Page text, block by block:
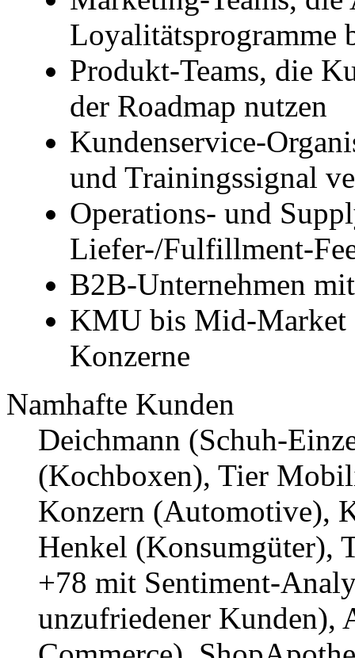
Loyalitätsprogramme
Produkt-Teams, die
der Roadmap nutzen
Kundenservice-
und Trainingssignal
Operations- und
Liefer-/Fulfillment-
B2B-Unternehmen
KMU bis Mid-Market
Konzerne
Namhafte Kunden
Deichmann (Schuh-
(Kochboxen), Tier
Konzern (Automotive),
Henkel (Konsumgüter),
+78 mit Sentiment-
unzufriedener Kunden),